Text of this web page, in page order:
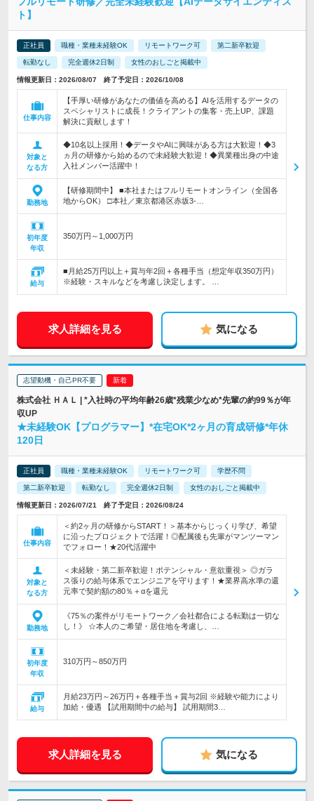
ト】
正社員 職種・業種未経験OK リモートワーク可 第二新卒歓迎
転勤なし 完全週休2日制 女性のおしごと掲載中
情報更新日：2026/08/07 終了予定日：2026/10/08
仕事内容
【手厚い研修があなたの価値を高める】AIを活用するデータの
スペシャリストに成長！クライアントの集客・売上UP、課題
解決に貢献します！
対象と
なる方
◆10名以上採用！◆データやAIに興味がある方は大歓迎！◆3
ヵ月の研修から始めるので未経験大歓迎！◆異業種出身の中途
入社メンバー活躍中！
勤務地
【研修期間中】 ■本社またはフルリモートオンライン（全国各
地からOK） □本社／東京都港区赤坂3-…
初年度
年収
350万円～1,000万円
給与
■月給25万円以上＋賞与年2回＋各種手当（想定年収350万円）
※経験・スキルなどを考慮し決定します。 …
求人詳細を見る 気になる
志望動機・自己PR不要
株式会社 ＨＡＬ | *入社時の平均年齢26歳*残業少なめ*先輩の約99％が年
収UP
★未経験OK【プログラマー】*在宅OK*2ヶ月の育成研修*年休
120日
正社員 職種・業種未経験OK リモートワーク可 学歴不問
第二新卒歓迎 転勤なし 完全週休2日制 女性のおしごと掲載中
情報更新日：2026/07/21 終了予定日：2026/08/24
仕事内容
＜約2ヶ月の研修からSTART！＞基本からじっくり学び、希望
に沿ったプロジェクトで活躍！◎配属後も先輩がマンツーマン
でフォロー！★20代活躍中
対象と
なる方
＜未経験・第二新卒歓迎！ポテンシャル・意欲重視＞ ◎ガラ
ス張りの給与体系でエンジニアを守ります！★業界高水準の還
元率で契約額の80％＋αを還元
勤務地
《75％の案件がリモートワーク／会社都合による転勤は一切な
し！》 ☆本人のご希望・居住地を考慮し、…
初年度
年収
310万円～850万円
給与
月給23万円～26万円＋各種手当＋賞与2回 ※経験や能力により
加給・優遇 【試用期間中の給与】 試用期間3…
求人詳細を見る 気になる